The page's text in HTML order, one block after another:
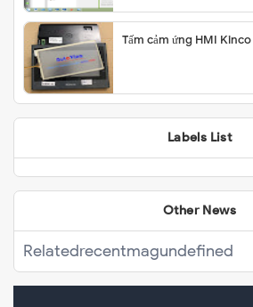
Tấm cảm ứng HMI Kinco
Labels List
Other News
Relatedrecentmagundefined